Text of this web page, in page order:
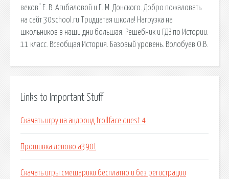
веков" Е. В. Агибаловой и Г. М. Донского. Добро пожаловать
на сайт 30school.ru Тридцатая школа! Нагрузка на
школьников в наши дни большая. Решебник и ГДЗ по Истории.
11 класс. Всеобщая История. Базовый уровень. Волобуев О.В.
Links to Important Stuff
Скачать игру на андроид trollface quest 4
Прошивка леново a390t
Скачать игры смешарики бесплатно и без регистрации